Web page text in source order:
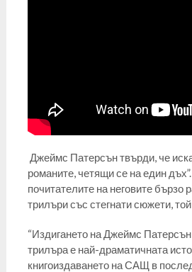
Джеймс Патерсън твърди, че
романите, четящи се на един
почитателите на неговите бързо
трилъри със стегнати сюжети,
“Издигането на Джеймс
трилъра е най-драматичната
книгоиздаването на САЩ в